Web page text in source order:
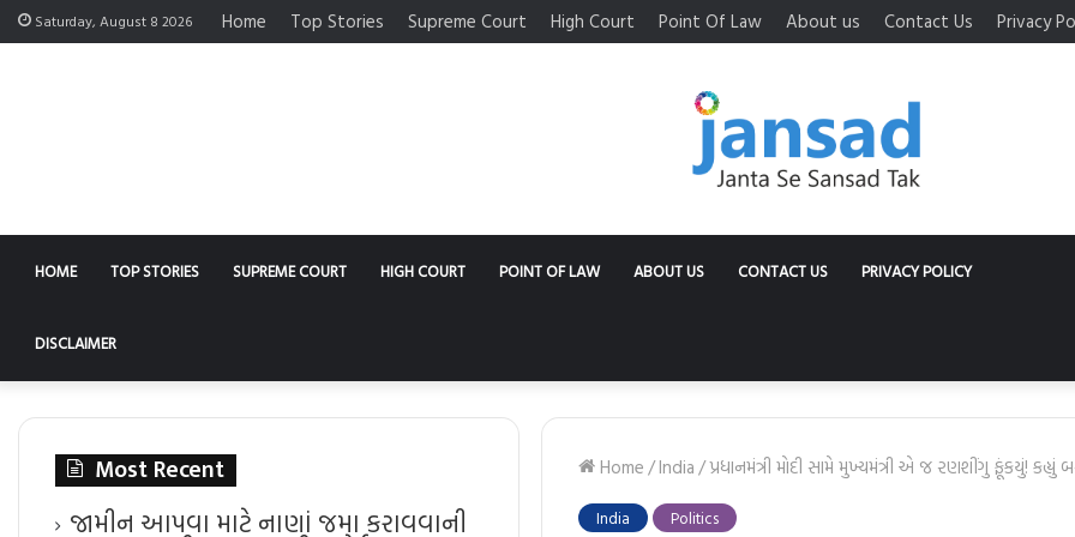
Saturday, August 8 2026 Home Top Stories Supreme Court High Court Point Of Law About us Contact Us Privacy
HOME TOP STORIES SUPREME COURT HIGH COURT POINT OF LAW ABOUT US CONTACT US PRIVACY POLICY
DISCLAIMER
Home/India/પ્રધાનમંત્રી મોદી સામે મુખ્યમંત્રી એ જ રણશીંગુ ફૂંકયું!
India Politics
Most Recent
જામીન આપવા માટે નાણાં જમા કરાવવાની